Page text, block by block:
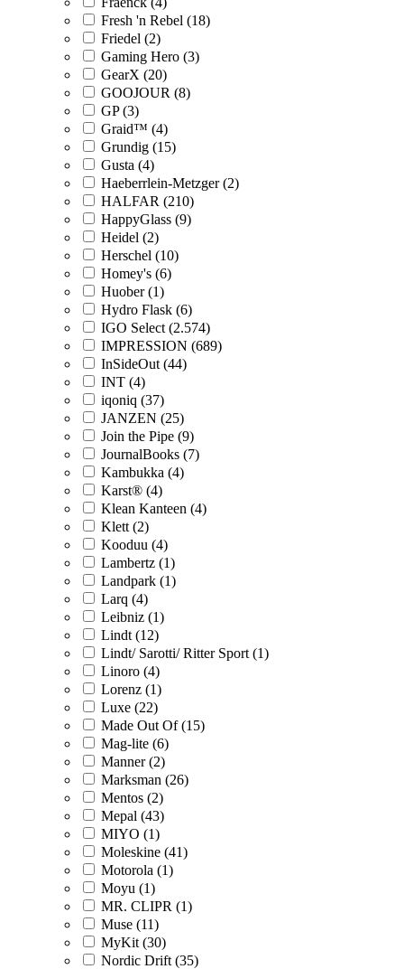
Fresh 'n Rebel (18)
Friedel (2)
Gaming Hero (3)
GearX (20)
GOOJOUR (8)
GP (3)
Graid™ (4)
Grundig (15)
Gusta (4)
Haeberrlein-Metzger (2)
HALFAR (210)
HappyGlass (9)
Heidel (2)
Herschel (10)
Homey's (6)
Huober (1)
Hydro Flask (6)
IGO Select (2.574)
IMPRESSION (689)
InSideOut (44)
INT (4)
iqoniq (37)
JANZEN (25)
Join the Pipe (9)
JournalBooks (7)
Kambukka (4)
Karst® (4)
Klean Kanteen (4)
Klett (2)
Kooduu (4)
Lambertz (1)
Landpark (1)
Larq (4)
Leibniz (1)
Lindt (12)
Lindt/ Sarotti/ Ritter Sport (1)
Linoro (4)
Lorenz (1)
Luxe (22)
Made Out Of (15)
Mag-lite (6)
Manner (2)
Marksman (26)
Mentos (2)
Mepal (43)
MIYO (1)
Moleskine (41)
Motorola (1)
Moyu (1)
MR. CLIPR (1)
Muse (11)
MyKit (30)
Nordic Drift (35)